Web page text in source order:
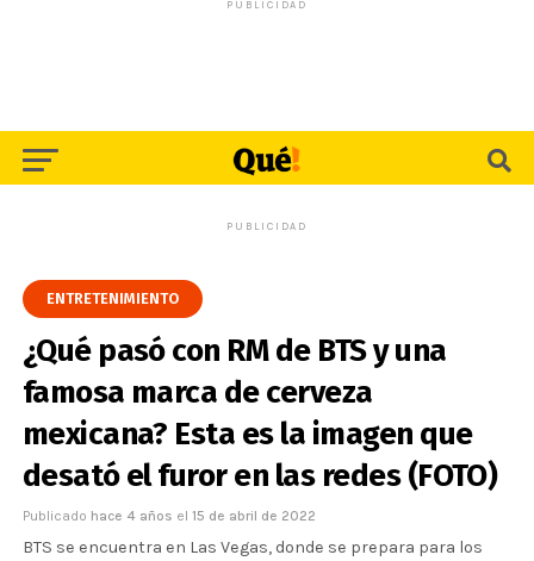
PUBLICIDAD
PUBLICIDAD
ENTRETENIMIENTO
¿Qué pasó con RM de BTS y una
famosa marca de cerveza
mexicana? Esta es la imagen que
desató el furor en las redes (FOTO)
Publicado hace 4 años el 15 de abril de 2022
BTS se encuentra en Las Vegas, donde se prepara para los